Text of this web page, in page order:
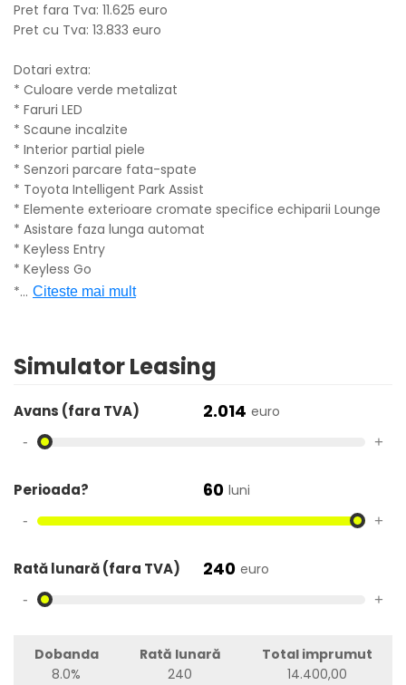
Pret fara Tva: 11.625 euro
Pret cu Tva: 13.833 euro
Dotari extra:
* Culoare verde metalizat
* Faruri LED
* Scaune incalzite
* Interior partial piele
* Senzori parcare fata-spate
* Toyota Intelligent Park Assist
* Elemente exterioare cromate specifice echiparii Lounge
* Asistare faza lunga automat
* Keyless Entry
* Keyless Go
*... Citeste mai mult
Simulator Leasing
Avans (fara TVA) 2.014 euro
- +
Perioada? 60 luni
- +
Rată lunară (fara TVA) 240 euro
- +
Dobanda
8.0%
Rată lunară
240
Total imprumut
14.400,00